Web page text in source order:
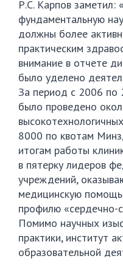
Р.С. Карпов заметил:
фундаментальную
должны более
практическим
внимание в отчете
было уделено
За период с 2006 по
было проведено
8000 по квотам
итогам работы
в пятерку лидеров
учреждений,
медицинскую
профилю «сердечно-
Помимо научных
практики, институт
образовательной